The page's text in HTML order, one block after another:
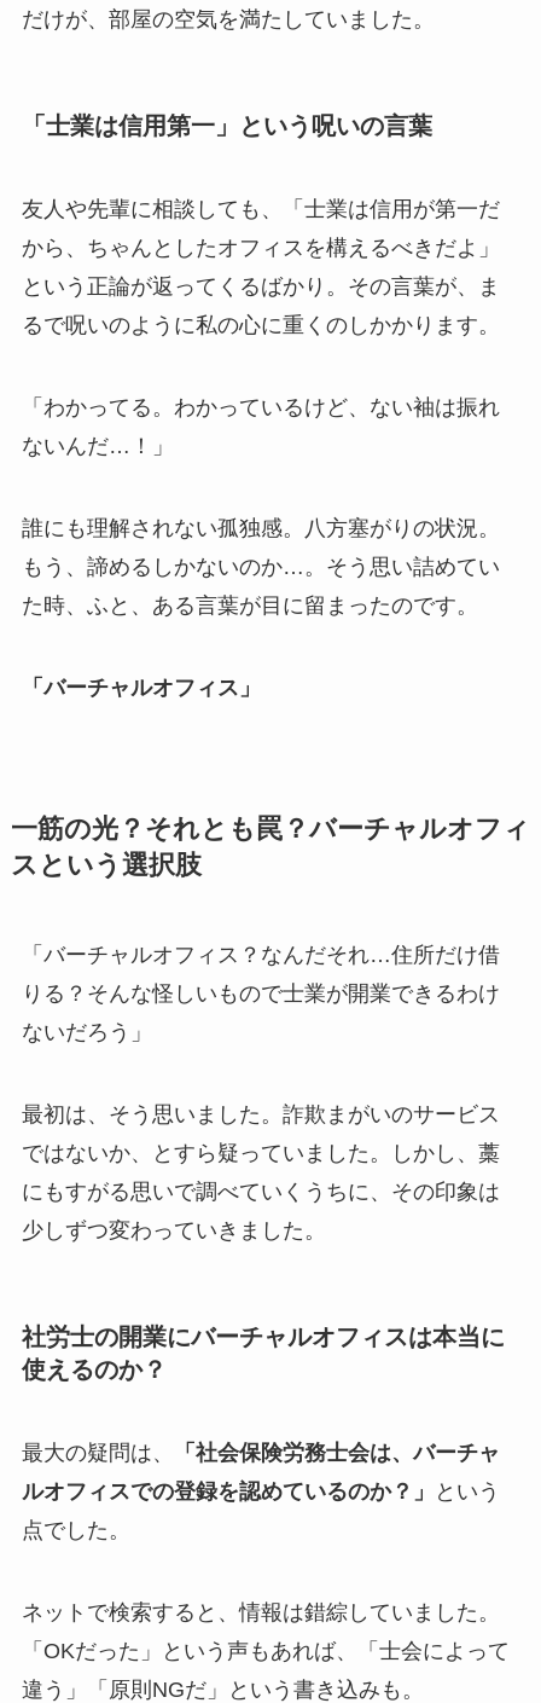
だけが、部屋の空気を満たしていました。
「士業は信用第一」という呪いの言葉
友人や先輩に相談しても、「士業は信用が第一だ
から、ちゃんとしたオフィスを構えるべきだよ」
という正論が返ってくるばかり。その言葉が、ま
るで呪いのように私の心に重くのしかかります。
「わかってる。わかっているけど、ない袖は振れ
ないんだ…！」
誰にも理解されない孤独感。八方塞がりの状況。
もう、諦めるしかないのか…。そう思い詰めてい
た時、ふと、ある言葉が目に留まったのです。
「バーチャルオフィス」
一筋の光？それとも罠？バーチャルオフィ
スという選択肢
「バーチャルオフィス？なんだそれ…住所だけ借
りる？そんな怪しいもので士業が開業できるわけ
ないだろう」
最初は、そう思いました。詐欺まがいのサービス
ではないか、とすら疑っていました。しかし、藁
にもすがる思いで調べていくうちに、その印象は
少しずつ変わっていきました。
社労士の開業にバーチャルオフィスは本当に
使えるのか？
最大の疑問は、
「社会保険労務士会は、バーチャ
ルオフィスでの登録を認めているのか？」
という
点でした。
ネットで検索すると、情報は錯綜していました。
「OKだった」という声もあれば、「士会によって
違う」「原則NGだ」という書き込みも。